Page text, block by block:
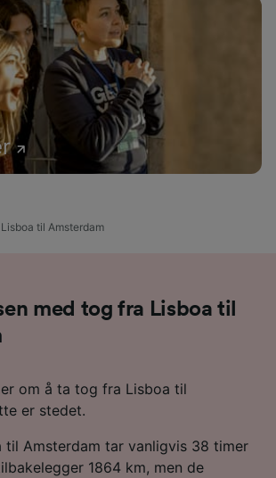
Lisboa til Amsterdam
med tog fra Lisboa til
om å ta tog fra Lisboa til
er stedet.
til Amsterdam tar vanligvis 38 timer
1864 km, men de